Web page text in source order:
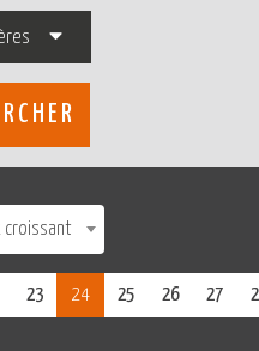
croissant
23 24 25 26 27